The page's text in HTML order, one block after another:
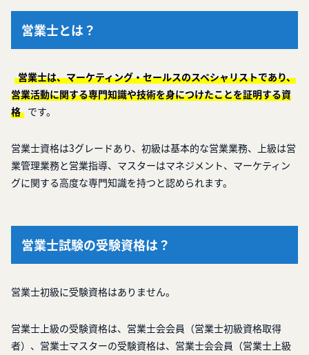
営業士とは？
営業士は、マーケティング・セールスのスペシャリストであり、
営業活動に関する専門知識や技術を身につけたことを証明する資
格 です。
営業士資格は3グレードあり、初級は基本的な営業業務、上級は営
業管理業務と営業指導、マスターはマネジメント、マーケティン
グに関する高度な専門知識を持つと認められます。
営業士試験の受験資格は？
営業士初級に受験資格はありません。
営業士上級の受験資格は、営業士会会員（営業士初級資格取得
者）、営業士マスターの受験資格は、営業士会会員（営業士上級